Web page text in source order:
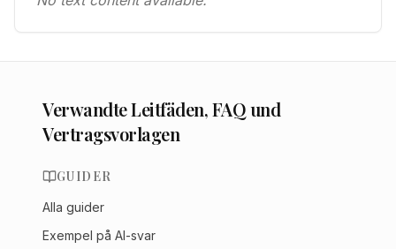
Verwandte Leitfäden, FAQ und
Vertragsvorlagen
GUIDER
Alla guider
Exempel på AI-svar